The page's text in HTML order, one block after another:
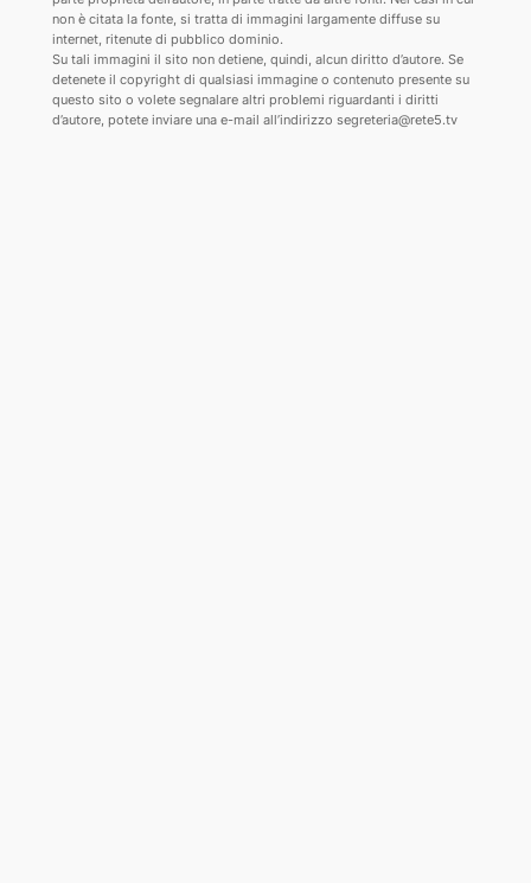
non è citata la fonte, si tratta di immagini largamente diffuse su
internet, ritenute di pubblico dominio.
Su tali immagini il sito non detiene, quindi, alcun diritto d’autore. Se
detenete il copyright di qualsiasi immagine o contenuto presente su
questo sito o volete segnalare altri problemi riguardanti i diritti
d’autore, potete inviare una e-mail all’indirizzo segreteria@rete5.tv